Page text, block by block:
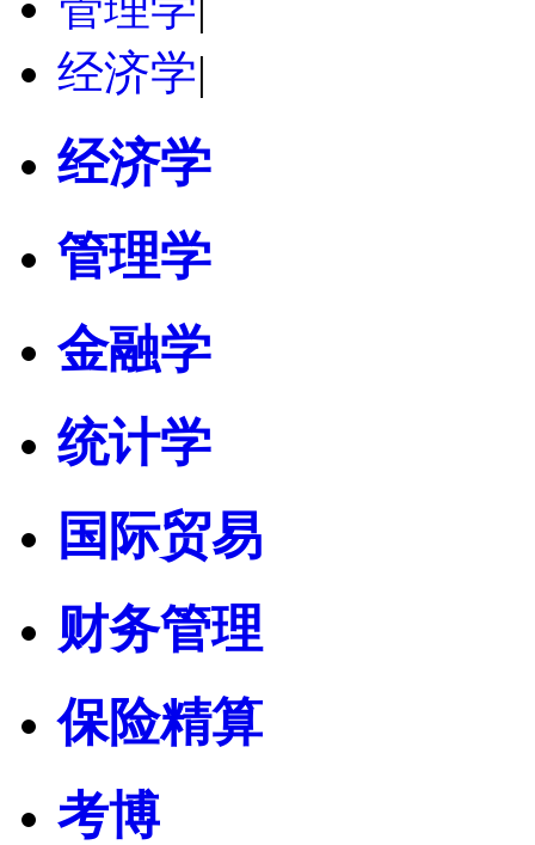
经济学|
经济学
管理学
金融学
统计学
国际贸易
财务管理
保险精算
考博